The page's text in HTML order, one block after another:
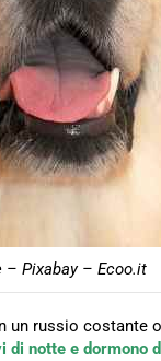
– Pixabay – Ecoo.it
russio costante
di notte e dormono